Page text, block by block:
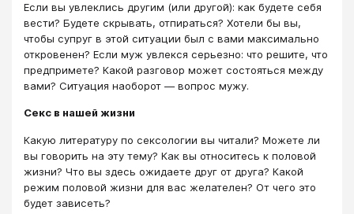
Если вы увлеклись другим (или другой): как будете себя
вести? Будете скрывать, отпираться? Хотели бы вы,
чтобы супруг в этой ситуации был с вами максимально
откровенен? Если муж увлекся серьезно: что решите, что
предпримете? Какой разговор может состояться между
вами? Ситуация наоборот — вопрос мужу.
Секс в нашей жизни
Какую литературу по сексологии вы читали? Можете ли
вы говорить на эту тему? Как вы относитесь к половой
жизни? Что вы здесь ожидаете друг от друга? Какой
режим половой жизни для вас желателен? От чего это
будет зависеть?